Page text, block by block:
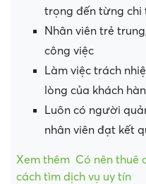
trọng đến từng chi
Nhân viên trẻ
công việc
Làm việc trách
lòng của khách
Luôn có người
nhân viên đạt kết
Xem thêm Có nên thuê
cách tìm dịch vụ uy tín